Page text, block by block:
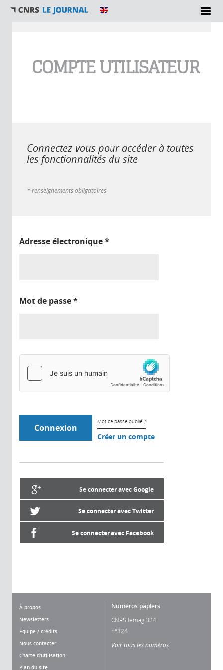
COMPTE UTILISATEUR
Connectez-vous pour accéder à toutes
les fonctionnalités du site
* renseignements obligatoires
Adresse électronique*
Mot de passe*
Mot de passe oublié ?
Créer un compte
Se connecter avec Google
Se connecter avec Twitter
Se connecter avec Facebook
À propos
Newsletters
Équipe / crédits
Nous contacter
Charte d'utilisation
Plan du site
Numéros papiers
CNRS lemag 324
n°324
Voir tous les numéros